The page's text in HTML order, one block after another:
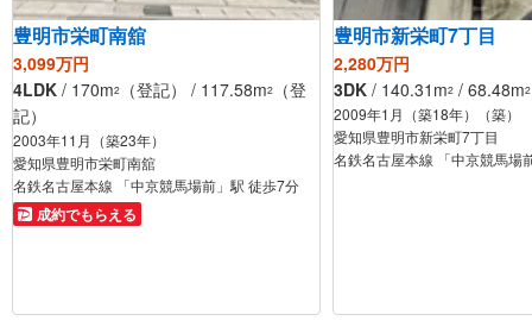
豊明市栄町南舘
3,099万円
4LDK / 170m2 （登記） / 117.58m2
（登
記）
2003年11月（築23年）
愛知県豊明市栄町南舘
名鉄名古屋本線 「中京競馬場前」駅 徒歩7分
成約でもらえる
豊明市新栄町7丁目
2,280万円
3DK / 140.31m2 / 68.48m2
2009年1月（築18年）（築）
愛知県豊明市新栄町7丁目
名鉄名古屋本線 「中京競馬場